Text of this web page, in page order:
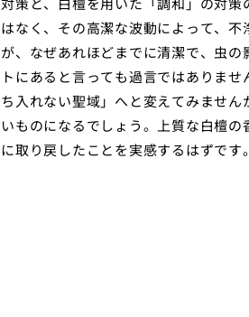
はなく、その高潔な波動によって、
が、なぜあれほどまでに清潔で、虫
トにあると言っても過言ではありま
ち入れない聖域」へと変えてみませ
いものになるでしょう。上質な白檀
に取り戻したことを実感するはずです。